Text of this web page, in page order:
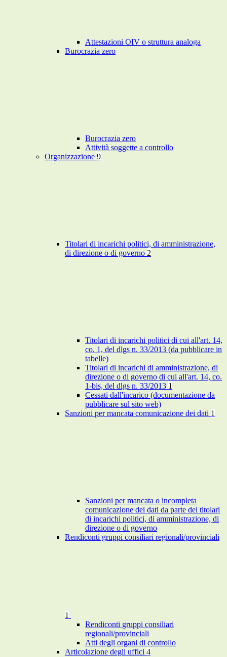
Attestazioni OIV o struttura analoga
Burocrazia zero
Burocrazia zero
Attività soggette a controllo
Organizzazione 9
Titolari di incarichi politici, di amministrazione,
di direzione o di governo 2
Titolari di incarichi politici di cui all'art. 14,
co. 1, del dlgs n. 33/2013 (da pubblicare in
tabelle)
Titolari di incarichi di amministrazione, di
direzione o di governo di cui all'art. 14, co.
1-bis, del dlgs n. 33/2013 1
Cessati dall'incarico (documentazione da
pubblicare sul sito web)
Sanzioni per mancata comunicazione dei dati 1
Sanzioni per mancata o incompleta
comunicazione dei dati da parte dei titolari
di incarichi politici, di amministrazione, di
direzione o di governo
Rendiconti gruppi consiliari regionali/provinciali
1
Rendiconti gruppi consiliari
regionali/provinciali
Atti degli organi di controllo
Articolazione degli uffici 4